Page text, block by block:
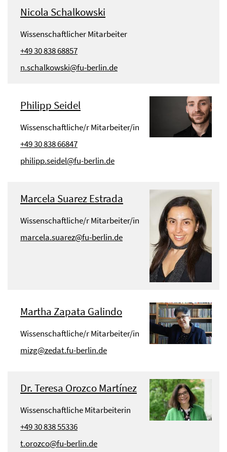
Nicola Schalkowski
Wissenschaftlicher Mitarbeiter
+49 30 838 68857
n.schalkowski@fu-berlin.de
Philipp Seidel
Wissenschaftliche/r Mitarbeiter/in
+49 30 838 66847
philipp.seidel@fu-berlin.de
Marcela Suarez Estrada
Wissenschaftliche/r Mitarbeiter/in
marcela.suarez@fu-berlin.de
Martha Zapata Galindo
Wissenschaftliche/r Mitarbeiter/in
mizg@zedat.fu-berlin.de
Dr. Teresa Orozco Martínez
Wissenschaftliche Mitarbeiterin
+49 30 838 55336
t.orozco@fu-berlin.de